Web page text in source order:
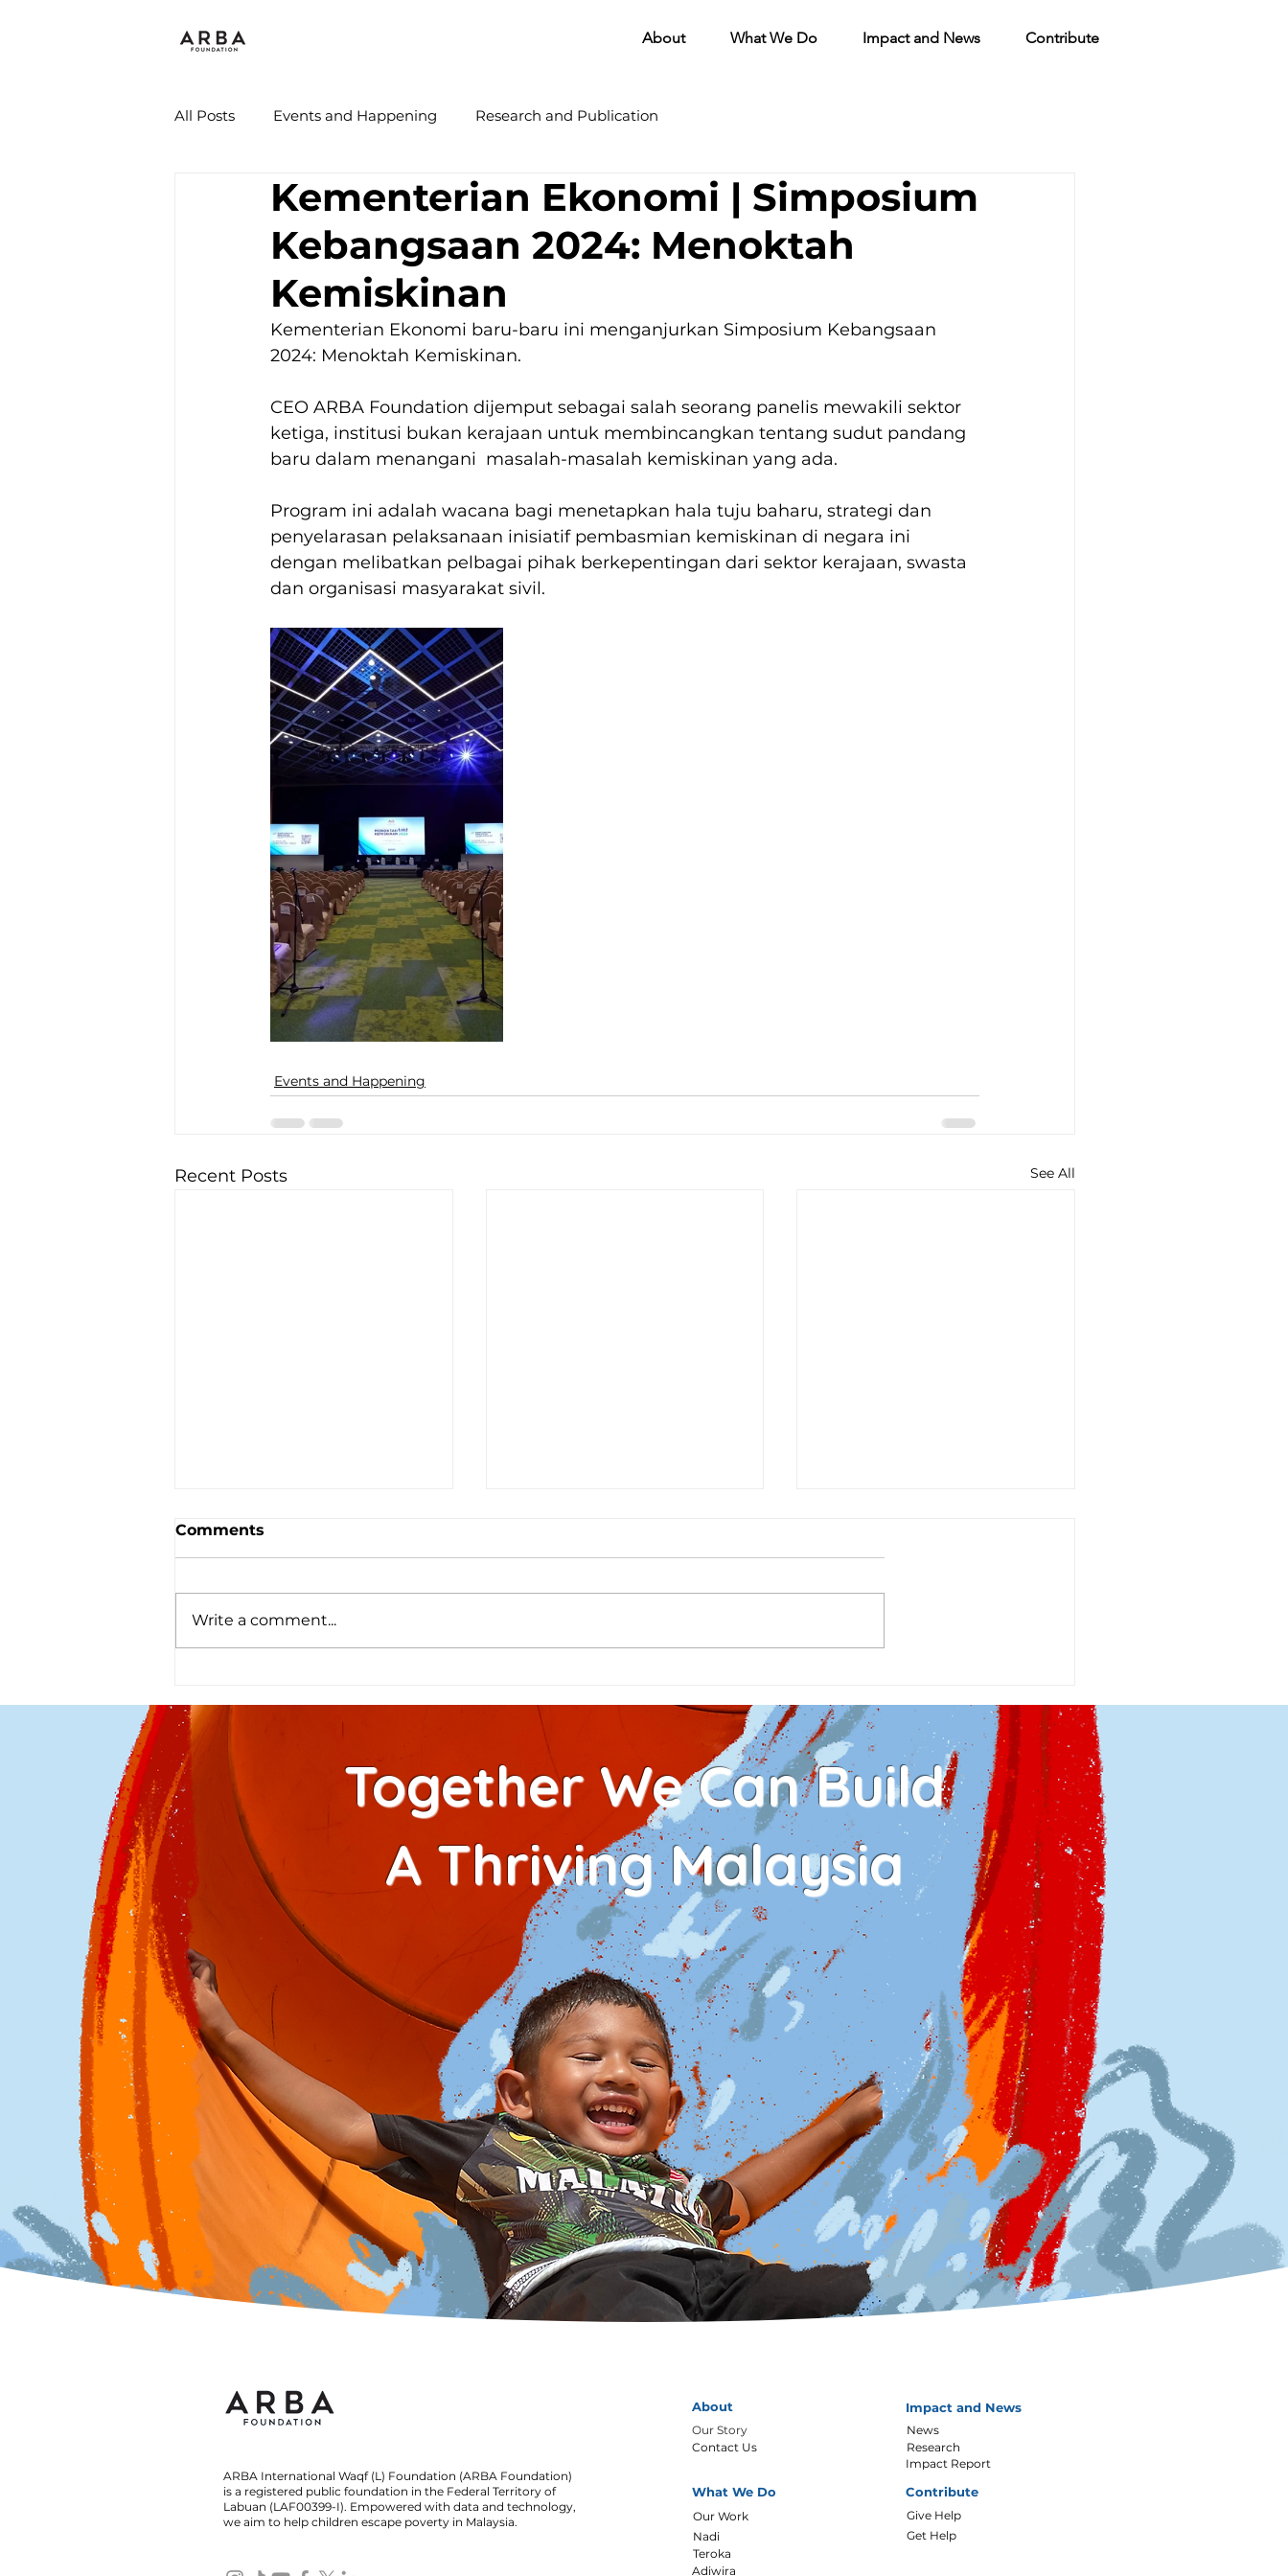
About What We Do Impact and News Contribute
All Posts Events and Happening Research and Publication
Kementerian Ekonomi | Simposium
Kebangsaan 2024: Menoktah
Kemiskinan
Kementerian Ekonomi baru-baru ini menganjurkan Simposium Kebangsaan
2024: Menoktah Kemiskinan.
CEO ARBA Foundation dijemput sebagai salah seorang panelis mewakili sektor
ketiga, institusi bukan kerajaan untuk membincangkan tentang sudut pandang
baru dalam menangani  masalah-masalah kemiskinan yang ada.
Program ini adalah wacana bagi menetapkan hala tuju baharu, strategi dan
penyelarasan pelaksanaan inisiatif pembasmian kemiskinan di negara ini
dengan melibatkan pelbagai pihak berkepentingan dari sektor kerajaan, swasta
dan organisasi masyarakat sivil.
Events and Happening
Recent Posts See All
Labuan | PERKIM
Comments
Write a comment...
Together We Can Build
A Thriving Malaysia
ARBA International Waqf (L) Foundation (ARBA Foundation)
is a registered public foundation in the Federal Territory of
Labuan (LAF00399-I). Empowered with data and technology,
we aim to help children escape poverty in Malaysia.
About
Our Story
Contact Us
Impact and News
News
Research
Impact Report
What We Do
Our Work
Nadi
Contribute
Give Help
Get Help
Teroka
Adiwira